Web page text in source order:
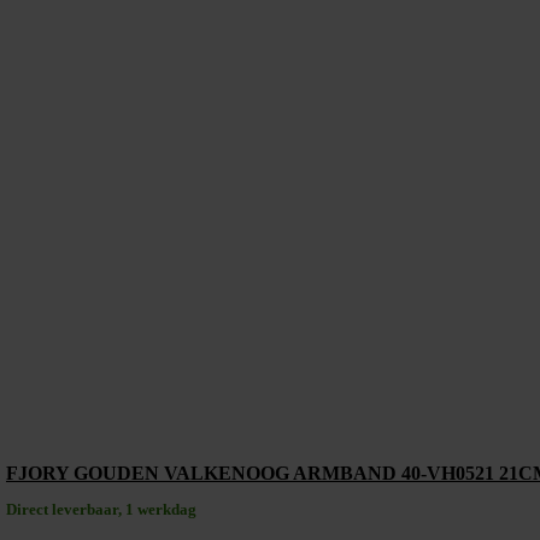
FJORY GOUDEN VALKENOOG ARMBAND 40-VH0521
Direct leverbaar, 1 werkdag